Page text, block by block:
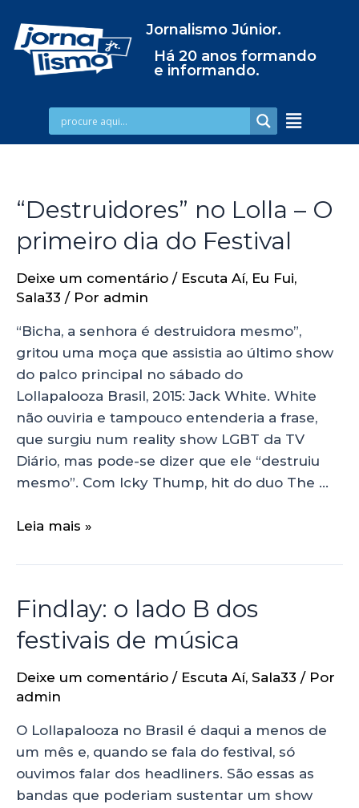
Jornalismo Júnior.
Há 20 anos formando
e informando.
“Destruidores” no Lolla – O
primeiro dia do Festival
Deixe um comentário / Escuta Aí, Eu Fui,
Sala33 / Por admin
“Bicha, a senhora é destruidora mesmo”,
gritou uma moça que assistia ao último show
do palco principal no sábado do
Lollapalooza Brasil, 2015: Jack White. White
não ouviria e tampouco entenderia a frase,
que surgiu num reality show LGBT da TV
Diário, mas pode-se dizer que ele “destruiu
mesmo”. Com Icky Thump, hit do duo The …
Leia mais »
Findlay: o lado B dos
festivais de música
Deixe um comentário / Escuta Aí, Sala33 / Por
admin
O Lollapalooza no Brasil é daqui a menos de
um mês e, quando se fala do festival, só
ouvimos falar dos headliners. São essas as
bandas que poderiam sustentar um show